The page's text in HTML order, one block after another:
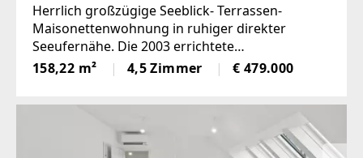
Herrlich großzügige Seeblick- Terrassen-
Maisonettenwohnung in ruhiger direkter
Seeufernähe. Die 2003 errichtete
Eigentumswohnung in der kleinen Wohnanlage
mit nur 7 Einheiten ist sehr gut aufgeteilt und
158,22 m² 4,5 Zimmer € 479.000